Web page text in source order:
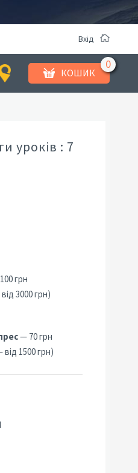
Вхід
КОШИК
уроків : 7
грн
3000 грн)
— 70 грн
1500 грн)